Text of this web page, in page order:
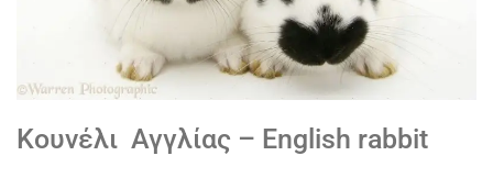
Κουνέλι Αγγλίας – English rabbit